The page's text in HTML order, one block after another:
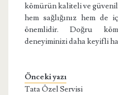
kömürün kaliteli ve
hem sağlığınız hem de
önemlidir. Doğru
deneyiminizi daha keyifli
Önceki yazı
Tata Özel Servisi